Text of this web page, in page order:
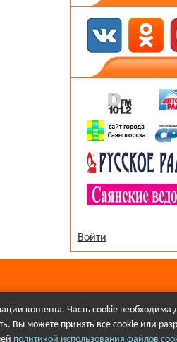
Войти
телевидения обязательна.
контента. Часть cookie необходима
Вы можете принять все cookie или
политикой использования файлов